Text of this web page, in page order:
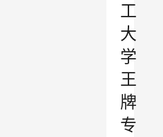
工
大
学
王
牌
专